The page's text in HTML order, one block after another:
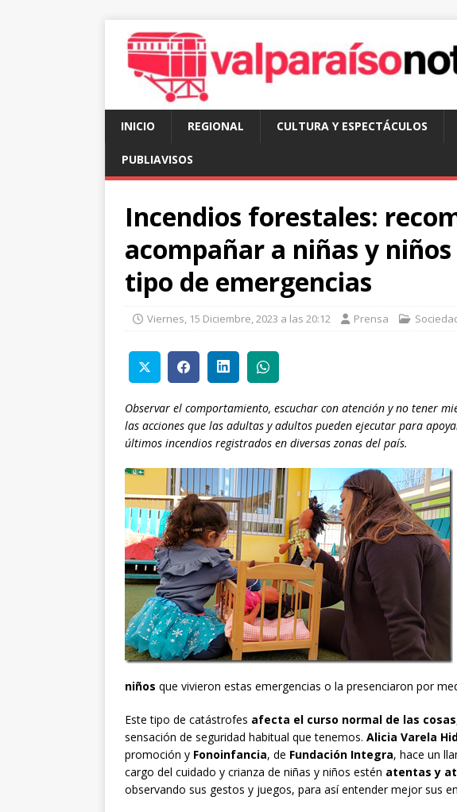
INICIO REGIONAL CULTURA Y ESPECTÁCULOS
PUBLIAVISOS
Incendios forestales:
acompañar a niñas y
tipo de emergencias
Viernes, 15 Diciembre, 2023 a las 20:12 Prensa
Observar el comportamiento, escuchar con atención y no tener
las acciones que las adultas y adultos pueden ejecutar para
últimos incendios registrados en diversas zonas del país.
niños que vivieron estas emergencias o la presenciaron por
Este tipo de catástrofes afecta el curso normal de las cosas
sensación de seguridad habitual que tenemos. Alicia Varela
promoción y Fonoinfancia, de Fundación Integra, hace un
cargo del cuidado y crianza de niñas y niños estén atentas y
observando sus gestos y juegos, para así entender mejor sus